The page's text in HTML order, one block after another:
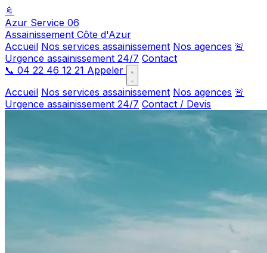
🚿
Azur Service 06
Assainissement Côte d'Azur
Accueil Nos services assainissement Nos agences 🚨
Urgence assainissement 24/7 Contact
📞 04 22 46 12 21 Appeler
Accueil Nos services assainissement Nos agences 🚨
Urgence assainissement 24/7 Contact / Devis